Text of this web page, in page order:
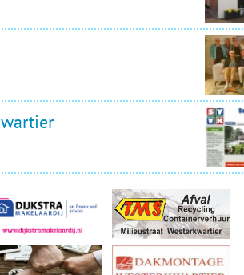
Diensten, Gemak
(Ver) Bouw &
Bedrijventerreinen
Bedrijven in de
Bedrijven van